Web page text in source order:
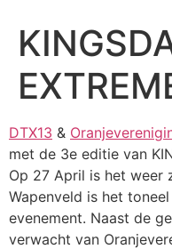
DTX13 &
met de 3e editie van
Op 27 April is het weer
Wapenveld is het
evenement. Naast de
verwacht van